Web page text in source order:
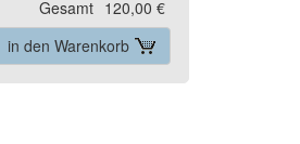
Gesamt 120,00 €
in den Warenkorb